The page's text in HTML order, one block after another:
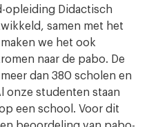
opleiding Didactisch
samen met het
we het ook
naar de pabo. De
dan 380 scholen en
onze studenten staan
een school. Voor dit